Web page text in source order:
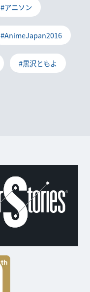
#アニソン
#AnimeJapan2016
#黒沢ともよ